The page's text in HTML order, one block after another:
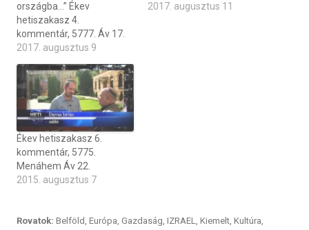
országba…” Ékev
hetiszakasz 4.
kommentár, 5777. Áv 17.
2017. augusztus 9
2017. augusztus 11
Ékev hetiszakasz 6.
kommentár, 5775.
Menáhem Áv 22.
2015. augusztus 7
Rovatok: Belföld Európa Gazdaság IZRAEL Kiemelt Kultúra